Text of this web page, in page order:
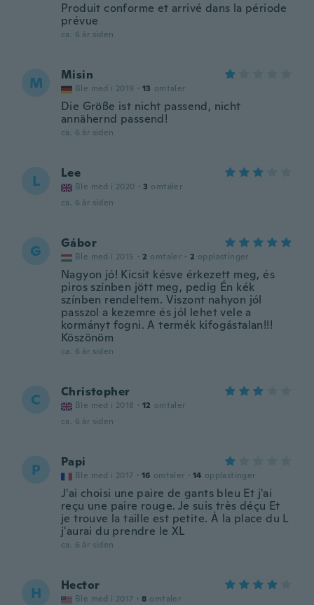
Produit conforme et arrivé dans la période
prévue
ca. 6 år siden
M Misin
Ble med i 2019 · 13 omtaler
Die Größe ist nicht passend, nicht
annähernd passend!
ca. 6 år siden
L Lee
Ble med i 2020 · 3 omtaler
ca. 6 år siden
G Gábor
Ble med i 2015 · 2 omtaler · 2 opplastinger
Nagyon jó! Kicsit késve érkezett meg, és
piros színben jött meg, pedig Én kék
színben rendeltem. Viszont nahyon jól
passzol a kezemre és jól lehet vele a
kormányt fogni. A termék kifogástalan!!!
Köszönöm
ca. 6 år siden
C Christopher
Ble med i 2018 · 12 omtaler
ca. 6 år siden
P Papi
Ble med i 2017 · 16 omtaler · 14 opplastinger
J'ai choisi une paire de gants bleu Et j'ai
reçu une paire rouge. Je suis très déçu Et
je trouve la taille est petite. À la place du L
j'aurai du prendre le XL
ca. 6 år siden
H Hector
Ble med i 2017 · 8 omtaler